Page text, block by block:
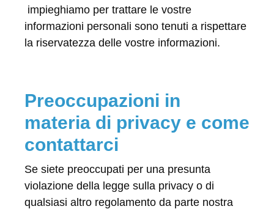
impieghiamo per trattare le vostre
informazioni personali sono tenuti a rispettare
la riservatezza delle vostre informazioni.
Preoccupazioni in
materia di privacy e come
contattarci
Se siete preoccupati per una presunta
violazione della legge sulla privacy o di
qualsiasi altro regolamento da parte nostra